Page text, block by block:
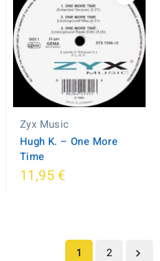
Zyx Music
Hugh K. – One More
Time
11,95 €
1 2 